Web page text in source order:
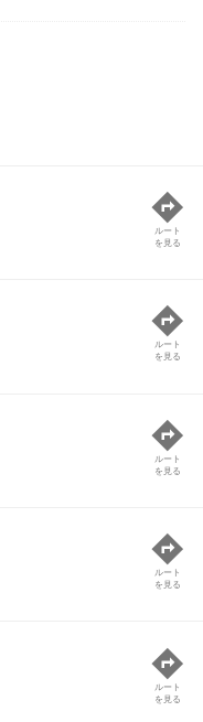
ルート
を見る
ルート
を見る
ルート
を見る
ルート
を見る
ルート
を見る